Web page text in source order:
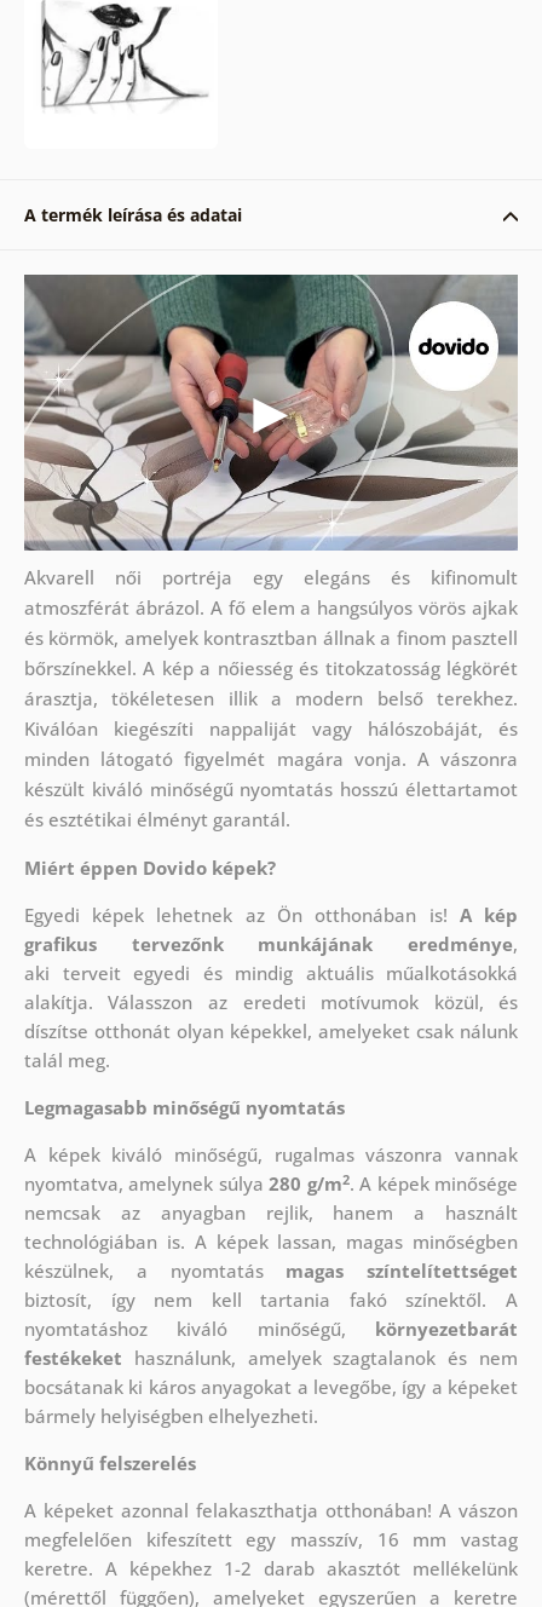
A termék leírása és adatai
Akvarell női portréja egy elegáns és kifinomult
atmoszférát ábrázol. A fő elem a hangsúlyos vörös ajkak
és körmök, amelyek kontrasztban állnak a finom pasztell
bőrszínekkel. A kép a nőiesség és titokzatosság légkörét
árasztja, tökéletesen illik a modern belső terekhez.
Kiválóan kiegészíti nappaliját vagy hálószobáját, és
minden látogató figyelmét magára vonja. A vászonra
készült kiváló minőségű nyomtatás hosszú élettartamot
és esztétikai élményt garantál.
Miért éppen Dovido képek?
Egyedi képek lehetnek az Ön otthonában is! A kép
grafikus tervezőnk munkájának eredménye,
aki terveit egyedi és mindig aktuális műalkotásokká
alakítja. Válasszon az eredeti motívumok közül, és
díszítse otthonát olyan képekkel, amelyeket csak nálunk
talál meg.
Legmagasabb minőségű nyomtatás
A képek kiváló minőségű, rugalmas vászonra vannak
nyomtatva, amelynek súlya280 g/m2. A képek minősége
nemcsak az anyagban rejlik, hanem a használt
technológiában is. A képek lassan, magas minőségben
készülnek, a nyomtatás magas színtelítettséget
biztosít, így nem kell tartania fakó színektől. A
nyomtatáshoz kiváló minőségű, környezetbarát
festékeket használunk, amelyek szagtalanok és nem
bocsátanak ki káros anyagokat a levegőbe, így a képeket
bármely helyiségben elhelyezheti.
Könnyű felszerelés
A képeket azonnal felakaszthatja otthonában! A vászon
megfelelően kifeszített egy masszív, 16 mm vastag
keretre. A képekhez 1-2 darab akasztót mellékelünk
(mérettől függően), amelyeket egyszerűen a keretre